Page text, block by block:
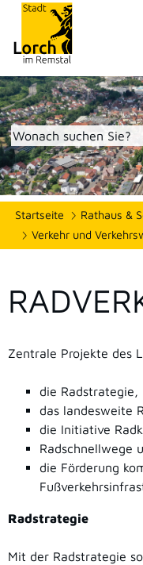
Startseite Rathaus &
Verkehr und
Zentrale Projekte des
die Radstrategie,
das landesweite
die Initiative
Radschnellwege
die Förderung
Radstrategie
Mit der Radstrategie